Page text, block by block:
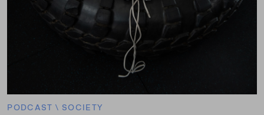
PODCAST \ SOCIETY